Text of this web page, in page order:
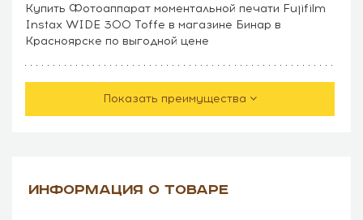
Купить Фотоаппарат моментальной печати Fujifilm
Instax WIDE 300 Toffe в магазине Бинар в
Красноярске по выгодной цене
Показать преимущества
ИНФОРМАЦИЯ О ТОВАРЕ